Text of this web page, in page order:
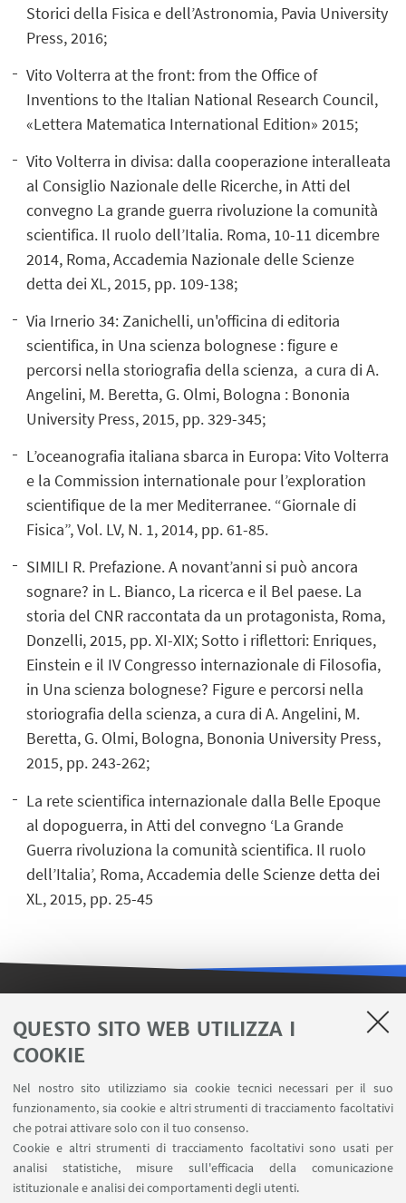
QUESTO SITO WEB UTILIZZA I
COOKIE
Nel nostro sito utilizziamo sia cookie tecnici necessari per il suo
funzionamento, sia cookie e altri strumenti di tracciamento facoltativi
che potrai attivare solo con il tuo consenso.
Cookie e altri strumenti di tracciamento facoltativi sono usati per
analisi statistiche, misure sull'efficacia della comunicazione
istituzionale e analisi dei comportamenti degli utenti.
Storici della Fisica e dell’Astronomia, Pavia University
Press, 2016;
Vito Volterra at the front: from the Office of
Inventions to the Italian National Research Council,
«Lettera Matematica International Edition» 2015;
Vito Volterra in divisa: dalla cooperazione interalleata
al Consiglio Nazionale delle Ricerche, in Atti del
convegno La grande guerra rivoluzione la comunità
scientifica. Il ruolo dell’Italia. Roma, 10-11 dicembre
2014, Roma, Accademia Nazionale delle Scienze
detta dei XL, 2015, pp. 109-138;
Via Irnerio 34: Zanichelli, un'officina di editoria
scientifica, in Una scienza bolognese : figure e
percorsi nella storiografia della scienza, a cura di A.
Angelini, M. Beretta, G. Olmi, Bologna : Bononia
University Press, 2015, pp. 329-345;
L’oceanografia italiana sbarca in Europa: Vito Volterra
e la Commission internationale pour l’exploration
scientifique de la mer Mediterranee. “Giornale di
Fisica”, Vol. LV, N. 1, 2014, pp. 61-85.
SIMILI R. Prefazione. A novant’anni si può ancora
sognare? in L. Bianco, La ricerca e il Bel paese. La
storia del CNR raccontata da un protagonista, Roma,
Donzelli, 2015, pp. XI-XIX; Sotto i riflettori: Enriques,
Einstein e il IV Congresso internazionale di Filosofia,
in Una scienza bolognese? Figure e percorsi nella
storiografia della scienza, a cura di A. Angelini, M.
Beretta, G. Olmi, Bologna, Bononia University Press,
2015, pp. 243-262;
La rete scientifica internazionale dalla Belle Epoque
al dopoguerra, in Atti del convegno ‘La Grande
Guerra rivoluziona la comunità scientifica. Il ruolo
dell’Italia’, Roma, Accademia delle Scienze detta dei
XL, 2015, pp. 25-45
LINK UTILI
Area riservata FILO
U-Web Missioni
AlmaEsami
AlmaWifi
Proxy: connessione da remoto